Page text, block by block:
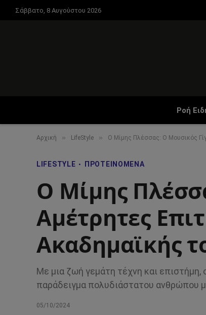
Σάββατο, 8 Αυγούστου 2026
Ροή
Αρχική » LifeStyle » Ο Μίμης Πλέσσας: Ο Μουσικός
LIFESTYLE ΠΡΟΤΕΙΝΌΜΕΝΑ
Ο Μίμης
Αμέτρητες
Ακαδημαϊκής
Με μια ζωή γεμάτη τέχνη και
παράδειγμα πολυδιάστατου ανθρώπου
05/10/2024